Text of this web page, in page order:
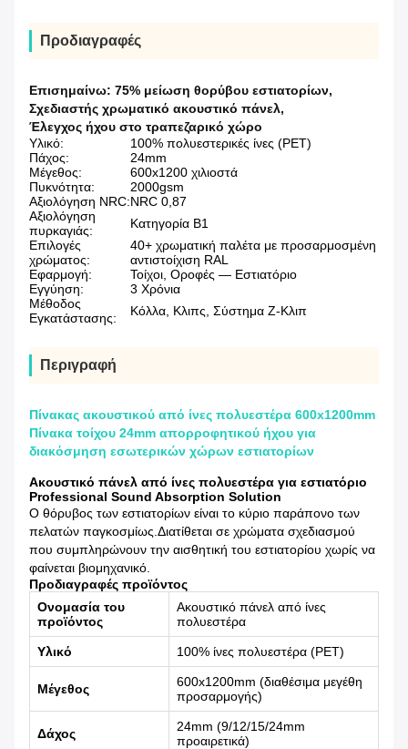
Προδιαγραφές
Επισημαίνω: 75% μείωση θορύβου εστιατορίων,
Σχεδιαστής χρωματικό ακουστικό πάνελ,
Έλεγχος ήχου στο τραπεζαρικό χώρο
Υλικό:
100% πολυεστερικές ίνες (PET)
Πάχος:
24mm
Μέγεθος:
600x1200 χιλιοστά
Πυκνότητα:
2000gsm
Αξιολόγηση NRC:NRC 0,87
Αξιολόγηση
πυρκαγιάς:
Κατηγορία Β1
Επιλογές
χρώματος:
40+ χρωματική παλέτα με προσαρμοσμένη
αντιστοίχιση RAL
Εφαρμογή:
Τοίχοι, Οροφές — Εστιατόριο
Εγγύηση:
3 Χρόνια
Μέθοδος
Εγκατάστασης:
Κόλλα, Κλιπς, Σύστημα Ζ-Κλιπ
Περιγραφή
Πίνακας ακουστικού από ίνες πολυεστέρα 600x1200mm
Πίνακα τοίχου 24mm απορροφητικού ήχου για
διακόσμηση εσωτερικών χώρων εστιατορίων
Ακουστικό πάνελ από ίνες πολυεστέρα για εστιατόριο
Professional Sound Absorption Solution
Ο θόρυβος των εστιατορίων είναι το κύριο παράπονο των
πελατών παγκοσμίως.Διατίθεται σε χρώματα σχεδιασμού
που συμπληρώνουν την αισθητική του εστιατορίου χωρίς να
φαίνεται βιομηχανικό.
Προδιαγραφές προϊόντος
Ονομασία του
προϊόντος
Ακουστικό πάνελ από ίνες
πολυεστέρα
Υλικό 100% ίνες πολυεστέρα (PET)
Μέγεθος
600x1200mm (διαθέσιμα μεγέθη
προσαρμογής)
Δάχος
24mm (9/12/15/24mm
προαιρετικά)